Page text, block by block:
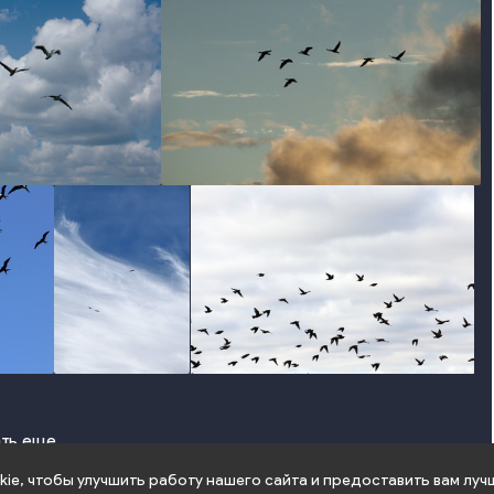
photo
photo photo
еще
чтобы улучшить работу нашего сайта и предоставить вам